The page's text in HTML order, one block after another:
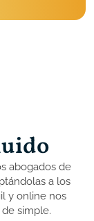
abogados de
a los
y online nos
simple.